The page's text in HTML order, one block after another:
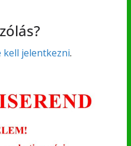
kell jelentkezni.